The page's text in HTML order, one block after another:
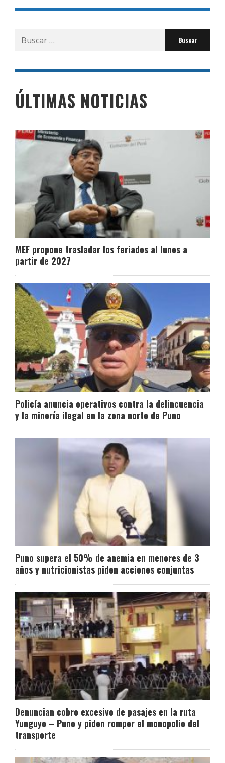
Buscar
por:
ÚLTIMAS NOTICIAS
MEF propone trasladar los feriados al lunes a
partir de 2027
Policía anuncia operativos contra la delincuencia
y la minería ilegal en la zona norte de Puno
Puno supera el 50% de anemia en menores de 3
años y nutricionistas piden acciones conjuntas
Denuncian cobro excesivo de pasajes en la ruta
Yunguyo – Puno y piden romper el monopolio del
transporte